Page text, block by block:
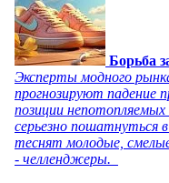
Борьба
Эксперты модного
прогнозируют падение
позиции
серьезно пошатнуться
теснят молодые,
- челленджеры.